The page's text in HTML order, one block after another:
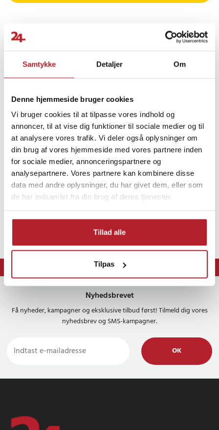
Samtykke Detaljer Om
Denne hjemmeside bruger cookies
Vi bruger cookies til at tilpasse vores indhold og
annoncer, til at vise dig funktioner til sociale medier og til
at analysere vores trafik. Vi deler også oplysninger om
din brug af vores hjemmeside med vores partnere inden
for sociale medier, annonceringspartnere og
analysepartnere. Vores partnere kan kombinere disse
data med andre oplysninger, du har givet dem, eller som
de har indsamlet fra din brug af deres tjenester.
Tillad alle
Tilpas
- Understøttede signalfrekvenser: 2,4 GHz, 5 GHz
- Krypteringstilstande: WPA-PSK, WPA2-PSK, WPA/WPA2-PSK,
64/128 WEP
Netværk Trådløst Udsalg Øvrigt
Netværk >108 Mbps Udsalg 100-199 Kronor
⭐ 365 dages fortrydelsesret
Nyhedsbrevet
Få nyheder, kampagner og eksklusive tilbud først! Tilmeld dig vores
nyhedsbrev og SMS-kampagner.
OK